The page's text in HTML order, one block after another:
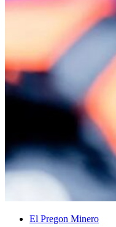
El Pregon Minero